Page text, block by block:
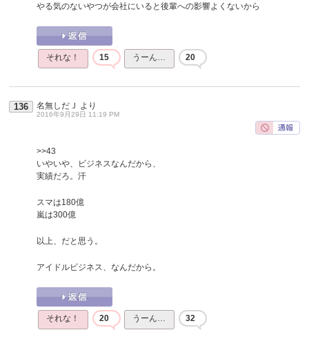
やる気のないやつが会社にいると後輩への影響よくないから
それな！ 15 うーん… 20
136 名無しだＪ より
2016年9月29日 11:19 PM
>>43
いやいや、ビジネスなんだから、
実績だろ。汗
スマは180億
嵐は300億
以上、だと思う。
アイドルビジネス、なんだから。
それな！ 20 うーん… 32